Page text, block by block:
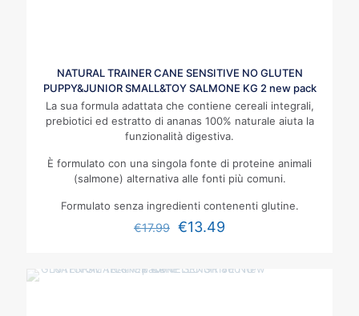
NATURAL TRAINER CANE SENSITIVE NO GLUTEN
PUPPY&JUNIOR SMALL&TOY SALMONE KG 2 new pack
La sua formula adattata che contiene cereali integrali,
prebiotici ed estratto di ananas 100% naturale aiuta la
funzionalità digestiva.
È formulato con una singola fonte di proteine animali
(salmone) alternativa alle fonti più comuni.
Formulato senza ingredienti contenenti glutine.
€17.99 €13.49